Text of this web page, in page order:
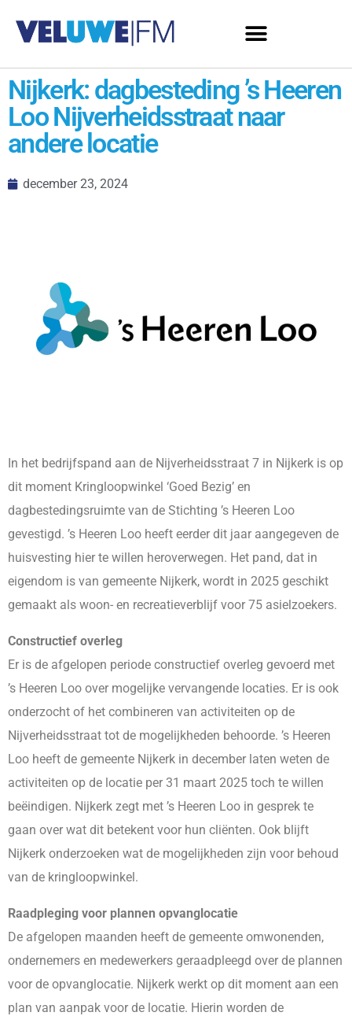
Nijkerk: dagbesteding ’s Heeren
Loo Nijverheidsstraat naar
andere locatie
december 23, 2024
In het bedrijfspand aan de Nijverheidsstraat 7 in Nijkerk is op
dit moment Kringloopwinkel ‘Goed Bezig’ en
dagbestedingsruimte van de Stichting ’s Heeren Loo
gevestigd. ’s Heeren Loo heeft eerder dit jaar aangegeven de
huisvesting hier te willen heroverwegen. Het pand, dat in
eigendom is van gemeente Nijkerk, wordt in 2025 geschikt
gemaakt als woon- en recreatieverblijf voor 75 asielzoekers.
Constructief overleg
Er is de afgelopen periode constructief overleg gevoerd met
’s Heeren Loo over mogelijke vervangende locaties. Er is ook
onderzocht of het combineren van activiteiten op de
Nijverheidsstraat tot de mogelijkheden behoorde. ’s Heeren
Loo heeft de gemeente Nijkerk in december laten weten de
activiteiten op de locatie per 31 maart 2025 toch te willen
beëindigen. Nijkerk zegt met ’s Heeren Loo in gesprek te
gaan over wat dit betekent voor hun cliënten. Ook blijft
Nijkerk onderzoeken wat de mogelijkheden zijn voor behoud
van de kringloopwinkel.
Raadpleging voor plannen opvanglocatie
De afgelopen maanden heeft de gemeente omwonenden,
ondernemers en medewerkers geraadpleegd over de plannen
voor de opvanglocatie. Nijkerk werkt op dit moment aan een
plan van aanpak voor de locatie. Hierin worden de